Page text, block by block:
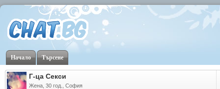
Начало Търсене
Г-ца Секси
Жена, 30 год., София